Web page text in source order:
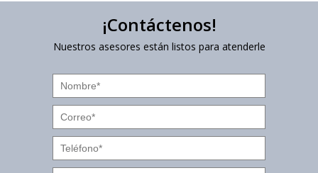
¡Contáctenos!
Nuestros asesores están listos para atenderle